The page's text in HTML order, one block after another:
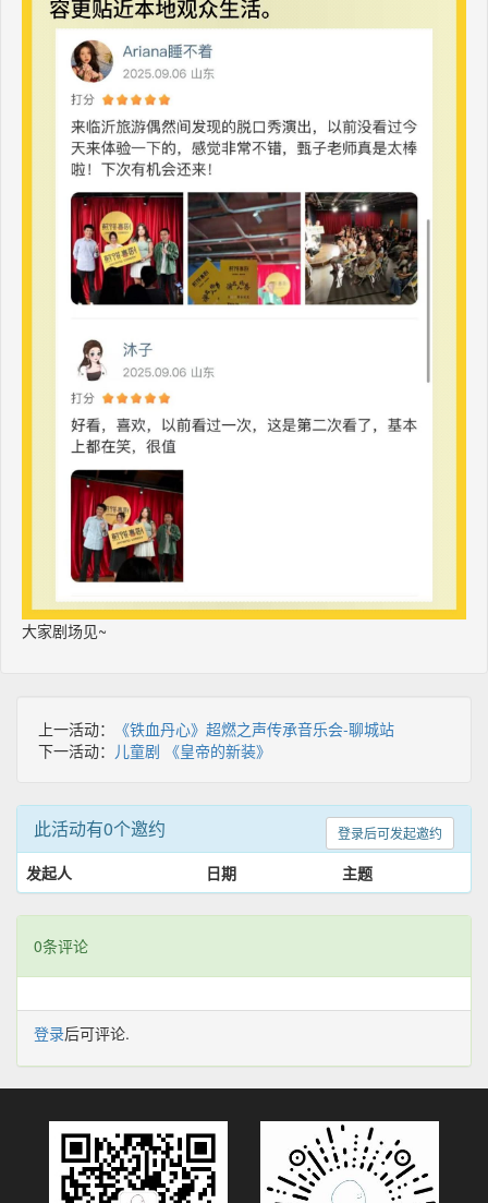
大家剧场见~
上一活动：
《铁血丹心》超燃之声传承音乐会-聊城站
下一活动： 儿童剧 《皇帝的新装》
登录后可发起邀约
此活动有0个邀约
发起人 日期 主题
0条评论
登录后可评论.